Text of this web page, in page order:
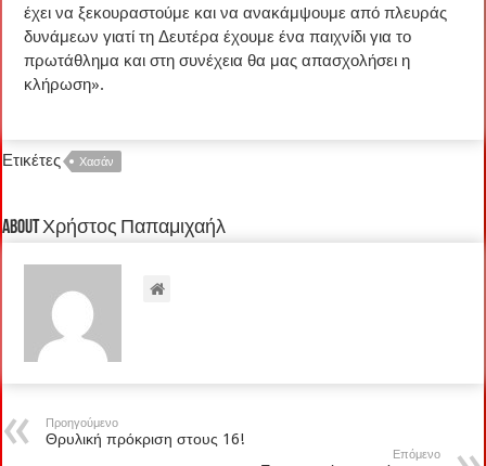
έχει να ξεκουραστούμε και να ανακάμψουμε από πλευράς
δυνάμεων γιατί τη Δευτέρα έχουμε ένα παιχνίδι για το
πρωτάθλημα και στη συνέχεια θα μας απασχολήσει η
κλήρωση».
Ετικέτες Χασάν
About Χρήστος Παπαμιχαήλ
Προηγούμενο
Θρυλική πρόκριση στους 16!
Επόμενο